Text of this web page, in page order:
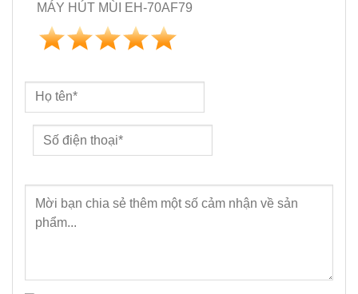
MÁY HÚT MÙI EH-70AF79